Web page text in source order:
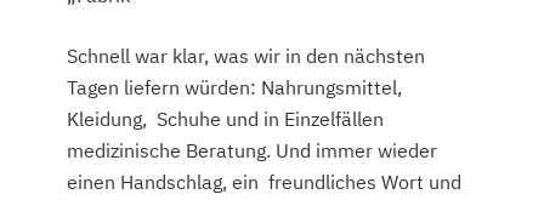
Schnell war klar, was wir in den nächsten
Tagen liefern würden: Nahrungsmittel,
Kleidung, Schuhe und in Einzelfällen
medizinische Beratung. Und immer wieder
einen Handschlag, ein freundliches Wort und